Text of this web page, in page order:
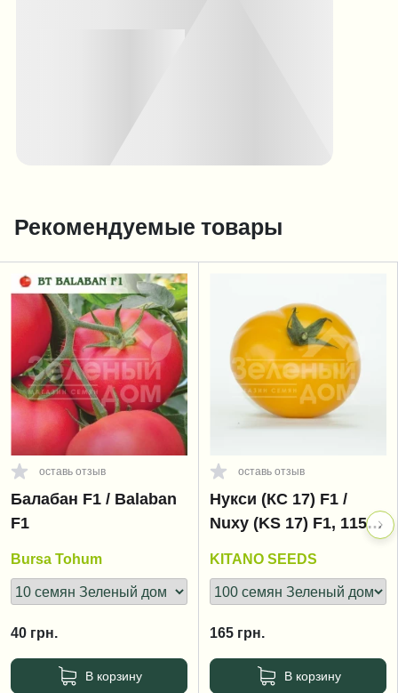
Рекомендуемые товары
оставь отзыв
Балабан F1 / Balaban
F1
Bursa Tohum
40 грн.
В корзину
оставь отзыв
Нукси (КС 17) F1 /
Nuxy (KS 17) F1, 115-
KITANO SEEDS
165 грн.
В корзину